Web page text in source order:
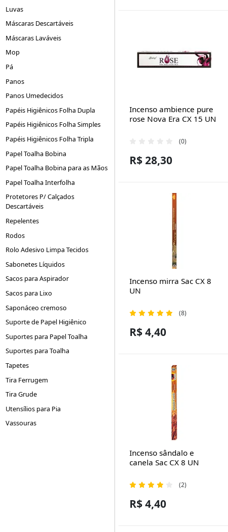
Luvas
Máscaras Descartáveis
Máscaras Laváveis
Mop
Pá
Panos
Panos Umedecidos
Papéis Higiênicos Folha Dupla
Papéis Higiênicos Folha Simples
Papéis Higiênicos Folha Tripla
Papel Toalha Bobina
Papel Toalha Bobina para as Mãos
Papel Toalha Interfolha
Protetores P/ Calçados
Descartáveis
Repelentes
Rodos
Rolo Adesivo Limpa Tecidos
Sabonetes Líquidos
Sacos para Aspirador
Sacos para Lixo
Saponáceo cremoso
Suporte de Papel Higiênico
Suportes para Papel Toalha
Suportes para Toalha
Tapetes
Tira Ferrugem
Tira Grude
Utensílios para Pia
Vassouras
Incenso ambience pure
rose Nova Era CX 15 UN
(0)
R$ 28,30
Incenso mirra Sac CX 8
UN
(8)
R$ 4,40
Incenso sândalo e
canela Sac CX 8 UN
(2)
R$ 4,40